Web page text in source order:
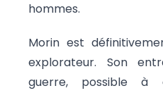
hommes.
Morin est
explorateur. Son
guerre, possible à